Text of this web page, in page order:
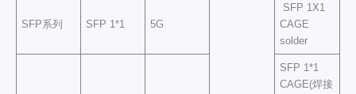
SFP系列 SFP 1*1 5G
SFP 1X1
CAGE
solder
SFP 1*1
CAGE(焊接